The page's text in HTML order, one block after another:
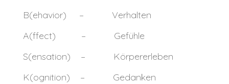
B(ehavior) – Verhalten
A(ffect) – Gefühle
S(ensation) – Körpererleben
K(ognition) – Gedanken